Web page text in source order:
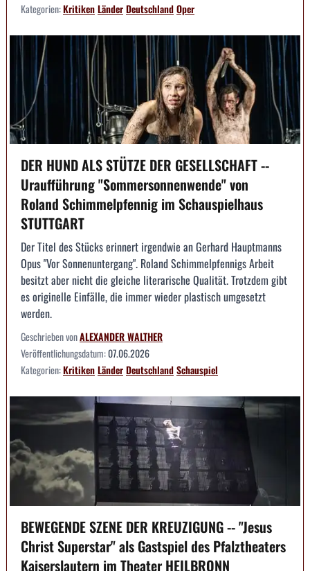
Kategorien:KritikenLänderDeutschlandOper
DER HUND ALS STÜTZE DER GESELLSCHAFT --
Uraufführung "Sommersonnenwende" von
Roland Schimmelpfennig im Schauspielhaus
STUTTGART
Der Titel des Stücks erinnert irgendwie an Gerhard Hauptmanns
Opus "Vor Sonnenuntergang". Roland Schimmelpfennigs Arbeit
besitzt aber nicht die gleiche literarische Qualität. Trotzdem gibt
es originelle Einfälle, die immer wieder plastisch umgesetzt
werden.
Geschrieben vonALEXANDER WALTHER
Veröffentlichungsdatum:07.06.2026
Kategorien:KritikenLänderDeutschlandSchauspiel
BEWEGENDE SZENE DER KREUZIGUNG -- "Jesus
Christ Superstar" als Gastspiel des Pfalztheaters
Kaiserslautern im Theater HEILBRONN